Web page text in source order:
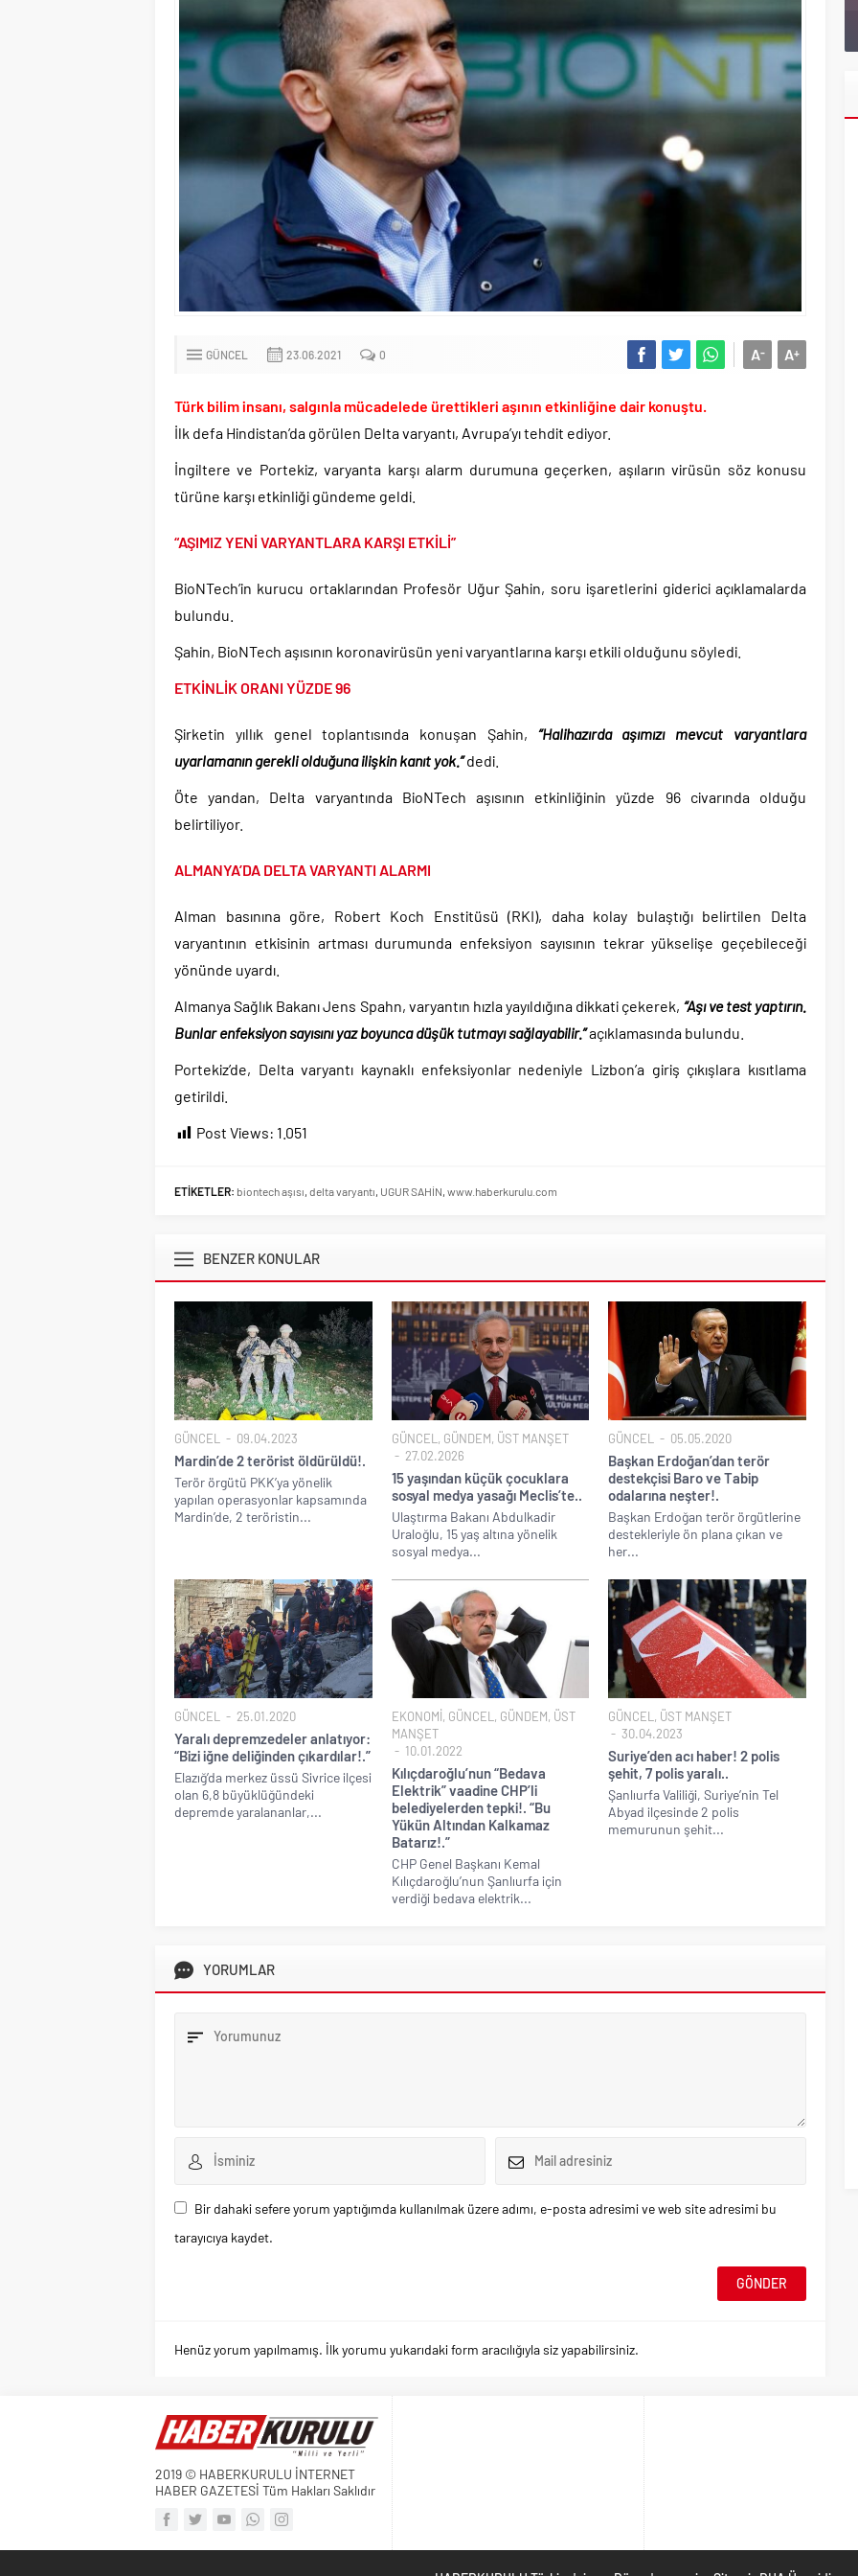
Türkiye’nin ilk kadın hava kuvvetleri paşası hayırlı olsun..
CHP’li Erdal Beşikçioğlu’nun uyuşturucu testi pozitif çıktı!.
Bay Kemal gibi şimdiden “İktidar Olamazsam İstifa Ederim” gazları vermeye başladı!.
ABD’de de 25 eyalet Trump yönetimine karşı dava açtı!.
Brent petrol çakıldı!.
Rüşvet ve yolsuzluktan tutuklanan CHP’li Erdal Beşikçioğlu görevden uzaklaştırıldı!.
İngilizler 12. adamları Özgür Özel’i hazırlama telâşına düştü!.
Uğur Mumcu dosyası 33 yıl sonra yeniden açılıyor..
CHP Lideri Kılıçdaoğlu’ndan Terörsüz Türkiye sürecine destek açıklaması..
Denize döktüğümüz(!) Yunanların ekonomisini şaha kaldırdık!.
TÜİK sipariş enflasyon oranlarını açıkladı!.
Etimesgut Belediye Başkanı Erdal Beşikçioğlu hakkında tutuklama talebi..
Donald Trump’ın İran saldırılarını durdurma kararını Netanyahu da sosyal medyadan öğrendi..
Günlerdir İran’a tehditler savurarak atıp tutan Trump yine kıvırdı!.
CHP içindeki Rüşvet, Yolsuzluk, Hırsızlık ve baskı skandalları gündemden düşmüyor!.
Parti dün kuruldu il başkanı bugün rüşvetten gözaltına alındı!.
GÜNCEL 23.06.2021 0 A+
A-
Türk bilim insanı, salgınla mücadelede ürettikleri aşının etkinliğine dair konuştu.
İlk defa Hindistan’da görülen Delta varyantı, Avrupa’yı tehdit ediyor.
İngiltere ve Portekiz, varyanta karşı alarm durumuna geçerken, aşıların virüsün söz konusu
türüne karşı etkinliği gündeme geldi.
“AŞIMIZ YENİ VARYANTLARA KARŞI ETKİLİ”
BioNTech’in kurucu ortaklarından Profesör Uğur Şahin, soru işaretlerini giderici açıklamalarda
bulundu.
Şahin, BioNTech aşısının koronavirüsün yeni varyantlarına karşı etkili olduğunu söyledi.
ETKİNLİK ORANI YÜZDE 96
Şirketin yıllık genel toplantısında konuşan Şahin, “Halihazırda aşımızı mevcut varyantlara
uyarlamanın gerekli olduğuna ilişkin kanıt yok.”dedi.
Öte yandan, Delta varyantında BioNTech aşısının etkinliğinin yüzde 96 civarında olduğu
belirtiliyor.
ALMANYA’DA DELTA VARYANTI ALARMI
Alman basınına göre, Robert Koch Enstitüsü (RKI), daha kolay bulaştığı belirtilen Delta
varyantının etkisinin artması durumunda enfeksiyon sayısının tekrar yükselişe geçebileceği
yönünde uyardı.
Almanya Sağlık Bakanı Jens Spahn, varyantın hızla yayıldığına dikkati çekerek, “Aşı ve test yaptırın.
Bunlar enfeksiyon sayısını yaz boyunca düşük tutmayı sağlayabilir.”açıklamasında bulundu.
Portekiz’de, Delta varyantı kaynaklı enfeksiyonlar nedeniyle Lizbon’a giriş çıkışlara kısıtlama
getirildi.
Post Views: 1.051
ETİKETLER: biontech aşısı, delta varyantı, UGUR SAHİN, www.haberkurulu.com
BENZER KONULAR
GÜNCEL 09.04.2023
Mardin’de 2 terörist öldürüldü!.
Terör örgütü PKK’ya yönelik
yapılan operasyonlar kapsamında
Mardin’de, 2 teröristin...
GÜNCEL , GÜNDEM, ÜST MANŞET
27.02.2026
15 yaşından küçük çocuklara
sosyal medya yasağı Meclis’te..
Ulaştırma Bakanı Abdulkadir
Uraloğlu, 15 yaş altına yönelik
sosyal medya...
GÜNCEL 05.05.2020
Başkan Erdoğan’dan terör
destekçisi Baro ve Tabip
odalarına neşter!.
Başkan Erdoğan terör örgütlerine
destekleriyle ön plana çıkan ve
her...
GÜNCEL 25.01.2020
Yaralı depremzedeler anlatıyor:
“Bizi iğne deliğinden çıkardılar!.”
Elazığ’da merkez üssü Sivrice ilçesi
olan 6,8 büyüklüğündeki
depremde yaralananlar,...
EKONOMİ, GÜNCEL , GÜNDEM, ÜST
MANŞET
10.01.2022
Kılıçdaroğlu’nun “Bedava
Elektrik” vaadine CHP’li
belediyelerden tepki!. “Bu
Yükün Altından Kalkamaz
Batarız!.”
CHP Genel Başkanı Kemal
Kılıçdaroğlu’nun Şanlıurfa için
verdiği bedava elektrik...
GÜNCEL , ÜST MANŞET
30.04.2023
Suriye’den acı haber! 2 polis
şehit, 7 polis yaralı..
Şanlıurfa Valiliği, Suriye’nin Tel
Abyad ilçesinde 2 polis
memurunun şehit...
YORUMLAR
Bir dahaki sefere yorum yaptığımda kullanılmak üzere adımı, e-posta adresimi ve web site adresimi bu
tarayıcıya kaydet.
Henüz yorum yapılmamış. İlk yorumu yukarıdaki form aracılığıyla siz yapabilirsiniz.
2019 © HABERKURULU İNTERNET
HABER GAZETESİ Tüm Hakları Saklıdır